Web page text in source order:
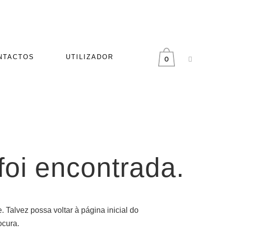
UTILIZADOR 0
encontrada.
Talvez possa voltar à página inicial do